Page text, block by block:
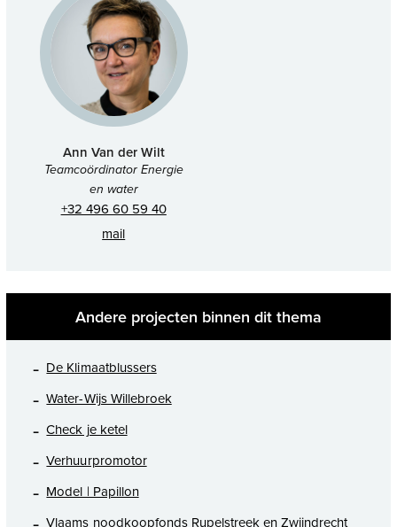
Ann Van der Wilt
Teamcoördinator Energie
en water
+32 496 60 59 40
mail
Andere projecten binnen dit thema
De Klimaatblussers
Water-Wijs Willebroek
Check je ketel
Verhuurpromotor
Model | Papillon
Vlaams noodkoopfonds Rupelstreek en Zwijndrecht